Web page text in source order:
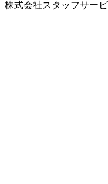
株式会社スタッフサー